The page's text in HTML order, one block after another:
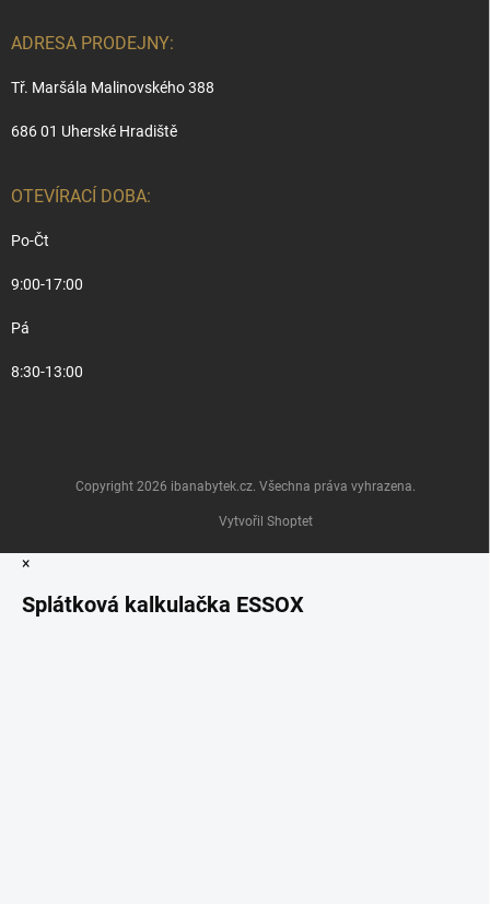
ADRESA PRODEJNY:
Tř. Maršála Malinovského 388
686 01 Uherské Hradiště
OTEVÍRACÍ DOBA:
Po-Čt
9:00-17:00
Pá
8:30-13:00
Vytvořil Shoptet
Copyright 2026 ibanabytek.cz. Všechna práva vyhrazena.
×
Splátková kalkulačka ESSOX